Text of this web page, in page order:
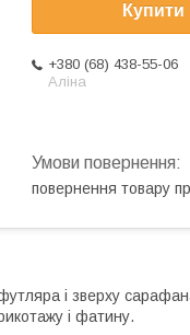
Купити
+380 (68) 438-55-06
Аліна
повернення товару
і зверху
і фатину.